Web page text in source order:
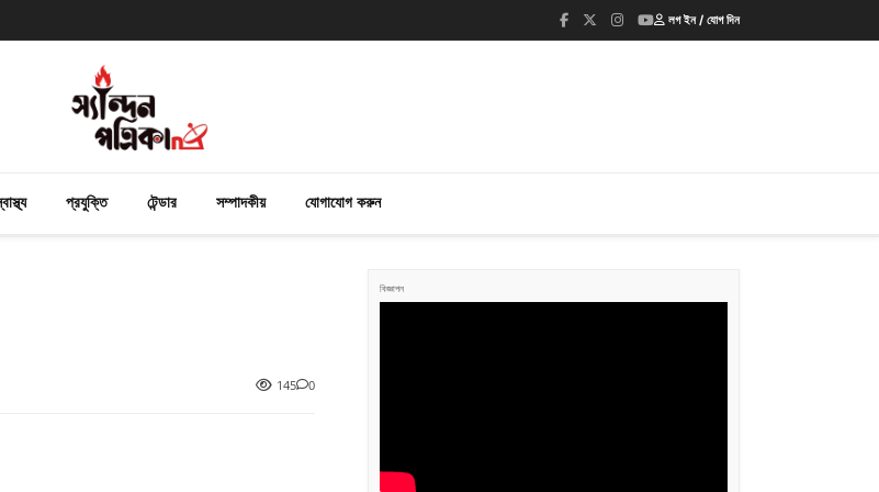
লগ ইন / যোগ দিন
প্রযুক্তি টেন্ডার সম্পাদকীয় যোগাযোগ করুন
145 0
বিজ্ঞাপন